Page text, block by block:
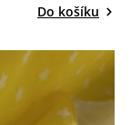
Do košíku